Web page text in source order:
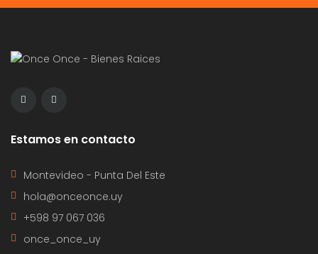
Estamos en contacto
Montevideo - Punta Del Este
hola@onceonce.uy
+598 97 067 036
once_once_uy